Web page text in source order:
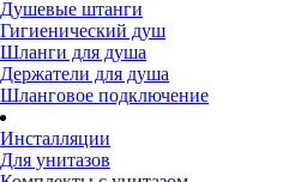
Душевые штанги
Гигиенический душ
Шланги для душа
Держатели для душа
Шланговое подключение
Инсталляции
Для унитазов